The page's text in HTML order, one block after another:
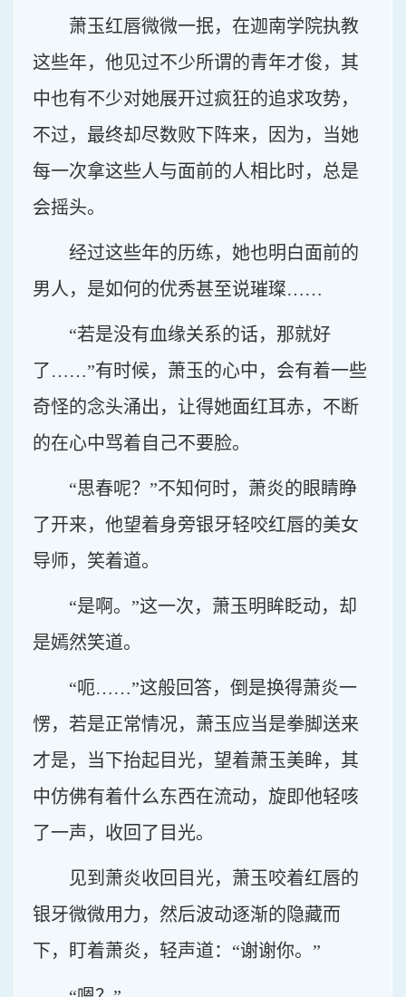
萧玉红唇微微一抿，在迦南学院执教
这些年，他见过不少所谓的青年才俊，其
中也有不少对她展开过疯狂的追求攻势，
不过，最终却尽数败下阵来，因为，当她
每一次拿这些人与面前的人相比时，总是
会摇头。
经过这些年的历练，她也明白面前的
男人，是如何的优秀甚至说璀璨……
“若是没有血缘关系的话，那就好
了……”有时候，萧玉的心中，会有着一些
奇怪的念头涌出，让得她面红耳赤，不断
的在心中骂着自己不要脸。
“思春呢？”不知何时，萧炎的眼睛睁
了开来，他望着身旁银牙轻咬红唇的美女
导师，笑着道。
“是啊。”这一次，萧玉明眸眨动，却
是嫣然笑道。
“呃……”这般回答，倒是换得萧炎一
愣，若是正常情况，萧玉应当是拳脚送来
才是，当下抬起目光，望着萧玉美眸，其
中仿佛有着什么东西在流动，旋即他轻咳
了一声，收回了目光。
见到萧炎收回目光，萧玉咬着红唇的
银牙微微用力，然后波动逐渐的隐藏而
下，盯着萧炎，轻声道：“谢谢你。”